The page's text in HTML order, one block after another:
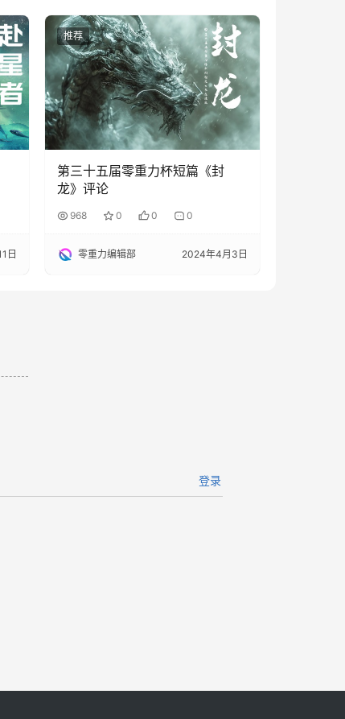
日
推荐
第三十五届零重力杯短篇《封
龙》评论
968 0 0 0
零重力编辑部 2024年4月3日
登录